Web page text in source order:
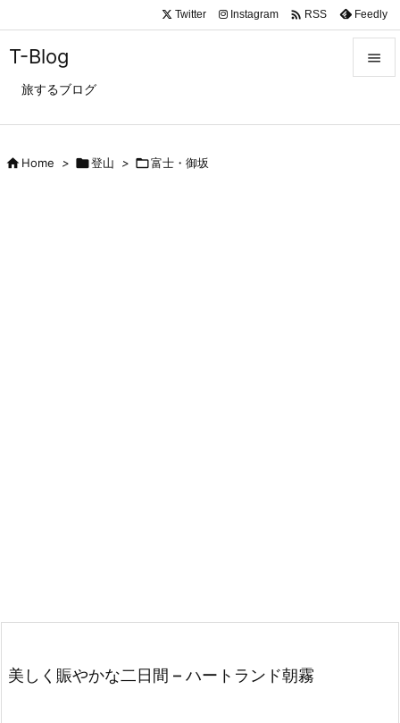
T-Blog
旅するブログ

Twitter Instagram  RSS Feedly
Home > 登山 > 富士・御坂
美しく賑やかな二日間 – ハートランド朝霧